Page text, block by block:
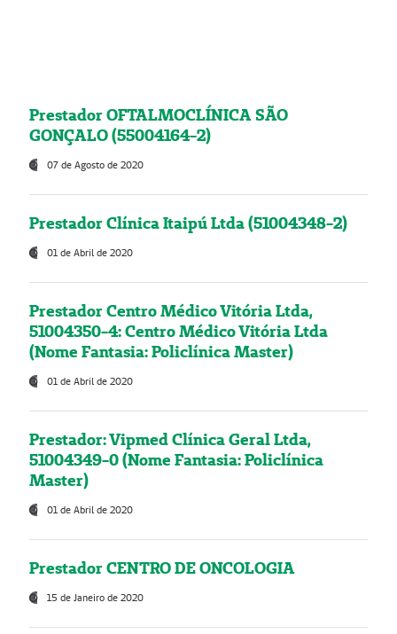
Prestador OFTALMOCLÍNICA SÃO
GONÇALO (55004164-2)
07 de Agosto de 2020
Prestador Clínica Itaipú Ltda (51004348-2)
01 de Abril de 2020
Prestador Centro Médico Vitória Ltda,
51004350-4: Centro Médico Vitória Ltda
(Nome Fantasia: Policlínica Master)
01 de Abril de 2020
Prestador: Vipmed Clínica Geral Ltda,
51004349-0 (Nome Fantasia: Policlínica
Master)
01 de Abril de 2020
Prestador CENTRO DE ONCOLOGIA
15 de Janeiro de 2020